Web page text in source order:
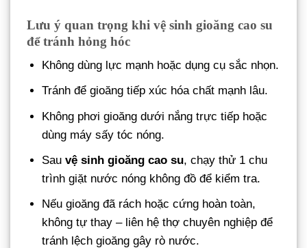
Lưu ý quan trọng khi vệ sinh gioăng cao su
để tránh hỏng hóc
Không dùng lực mạnh hoặc dụng cụ sắc nhọn.
Tránh để gioăng tiếp xúc hóa chất mạnh lâu.
Không phơi gioăng dưới nắng trực tiếp hoặc
dùng máy sấy tóc nóng.
Sauvệ sinh gioăng cao su, chạy thử 1 chu
trình giặt nước nóng không đồ để kiểm tra.
Nếu gioăng đã rách hoặc cứng hoàn toàn,
không tự thay – liên hệ thợ chuyên nghiệp để
tránh lệch gioăng gây rò nước.